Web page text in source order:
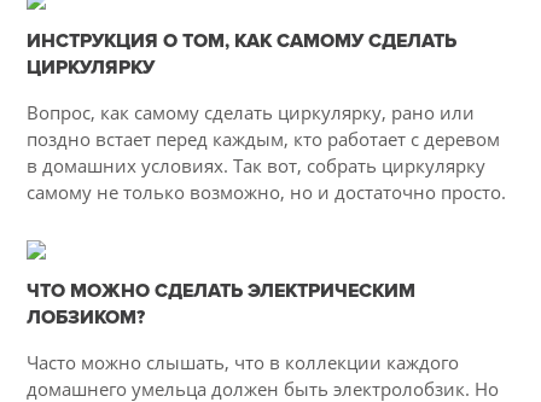
51
ИНСТРУКЦИЯ О ТОМ, КАК САМОМУ СДЕЛАТЬ
ЦИРКУЛЯРКУ
Вопрос, как самому сделать циркулярку, рано или
поздно встает перед каждым, кто работает с деревом
в домашних условиях. Так вот, собрать циркулярку
самому не только возможно, но и достаточно просто.
42
ЧТО МОЖНО СДЕЛАТЬ ЭЛЕКТРИЧЕСКИМ
ЛОБЗИКОМ?
Часто можно слышать, что в коллекции каждого
домашнего умельца должен быть электролобзик. Но